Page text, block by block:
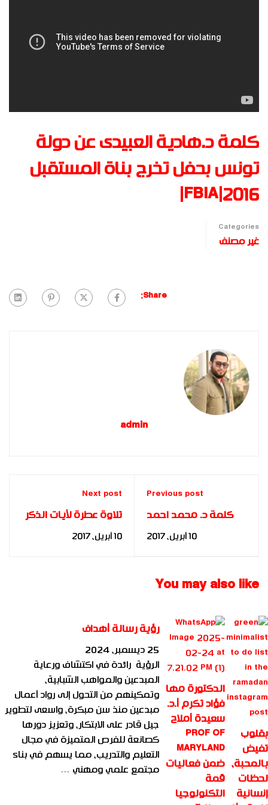
كلمة د.هادية العبيدى عن دولة
تونس بحفل تخرج بناة المستقبل
FBIA|2016|
Categories
غير مصنف
Share:
admin
Previous post
كلمة د. محمد احمد
صادق كلية التربية
10 أبريل، 2017
Next post
تلاوة عطرة لأيات الذكر
الحكيم بحفل تخرج بناة
10 أبريل، 2017
You may also like
بقلوب
تفيض
بالمحبة،
لحظات
إنسانية
الدكتورة مها
فؤاد تكرم أ.د.
سعيدة أملاح
PROF OF
MARYLAND
ضمن فعاليات
قمة
التكنولوجيا
رؤية رسالة أهداف
25 ديسمبر، 2024
الرؤية رائدة في اكتشاف ورعاية
المبدعين والمواهب الشبابية،
وتمكينهم من التحول إلى رواد أعمال
مبدعين منذ سن مبكرة، واسعى لتطوير
جيل قادر على الابتكار، وتعزيز دورها
كصانعة للفرص المتميزة في مجال
التعليم والتدريب، مما يسهم في بناء
مجتمع علمي ومهني …